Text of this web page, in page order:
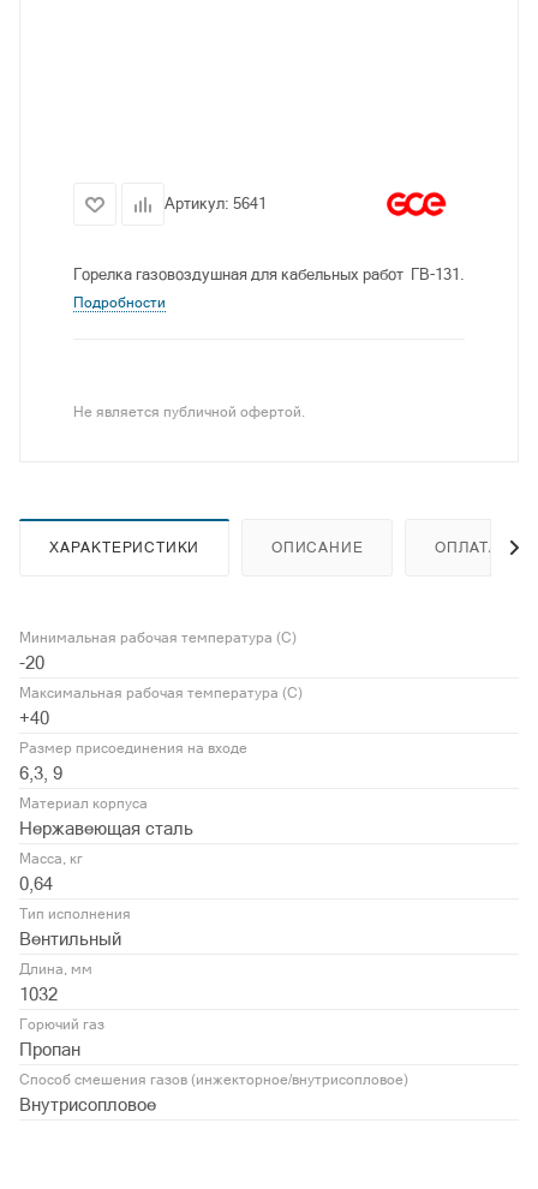
Артикул: 5641
Горелка газовоздушная для кабельных работ ГВ-131.
Подробности
Не является публичной офертой.
ХАРАКТЕРИСТИКИ ОПИСАНИЕ ОПЛАТА
Минимальная рабочая температура (С)
-20
Максимальная рабочая температура (С)
+40
Размер присоединения на входе
6,3, 9
Материал корпуса
Нержавеющая сталь
Масса, кг
0,64
Тип исполнения
Вентильный
Длина, мм
1032
Горючий газ
Пропан
Способ смешения газов (инжекторное/внутрисопловое)
Внутрисопловое